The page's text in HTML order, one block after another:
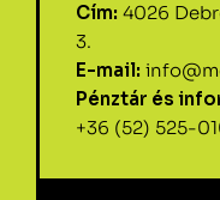
Cím: 4026
3.
E-mail:
Pénztár és
+36 (52) 525-